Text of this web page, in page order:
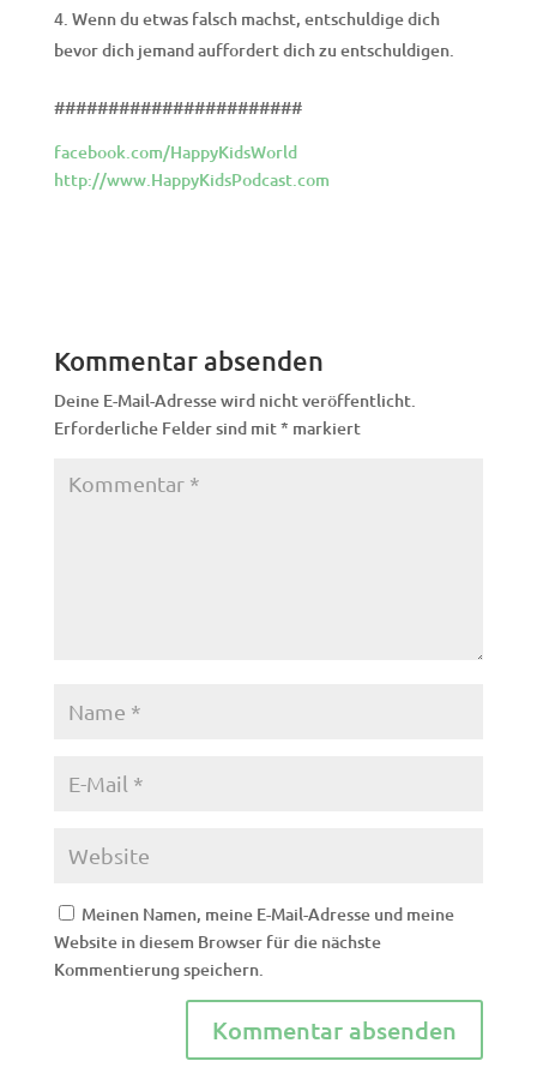
Wenn du etwas falsch machst, entschuldige dich
bevor dich jemand auffordert dich zu entschuldigen.
#######################
facebook.com/HappyKidsWorld
http://www.HappyKidsPodcast.com
Kommentar absenden
Deine E-Mail-Adresse wird nicht veröffentlicht.
Erforderliche Felder sind mit* markiert
Meinen Namen, meine E-Mail-Adresse und meine
Website in diesem Browser für die nächste
Kommentierung speichern.